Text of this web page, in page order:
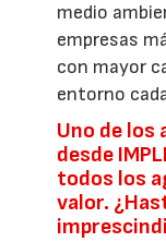
medio
empresas
con mayor
entorno
Uno de los
desde
todos los
valor.